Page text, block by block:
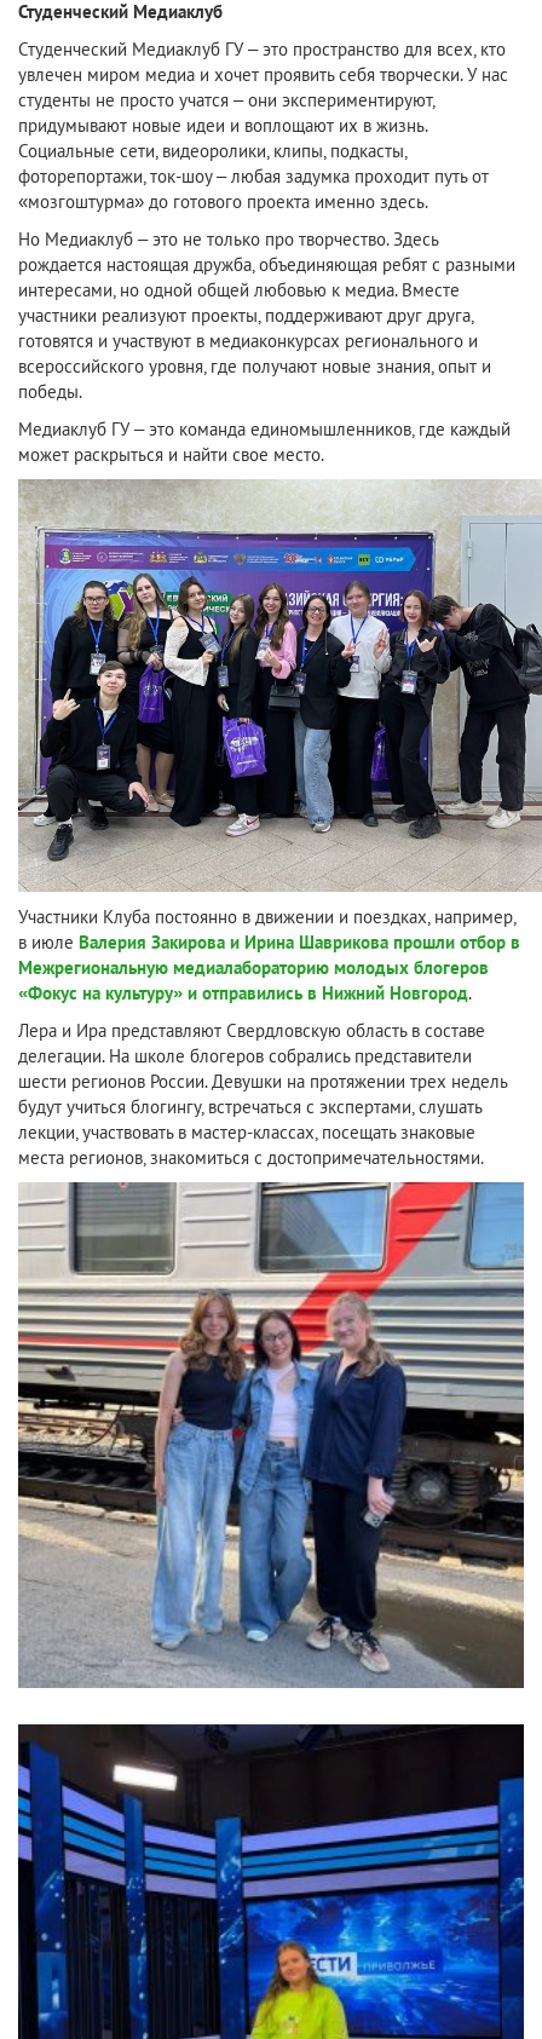
Студенческий Медиаклуб
Студенческий Медиаклуб ГУ – это пространство для всех, кто
увлечен миром медиа и хочет проявить себя творчески. У нас
студенты не просто учатся – они экспериментируют,
придумывают новые идеи и воплощают их в жизнь.
Социальные сети, видеоролики, клипы, подкасты,
фоторепортажи, ток-шоу – любая задумка проходит путь от
«мозгоштурма» до готового проекта именно здесь.
Но Медиаклуб – это не только про творчество. Здесь
рождается настоящая дружба, объединяющая ребят с разными
интересами, но одной общей любовью к медиа. Вместе
участники реализуют проекты, поддерживают друг друга,
готовятся и участвуют в медиаконкурсах регионального и
всероссийского уровня, где получают новые знания, опыт и
победы.
Медиаклуб ГУ – это команда единомышленников, где каждый
может раскрыться и найти свое место.
Участники Клуба постоянно в движении и поездках, например,
в июле Валерия Закирова и Ирина Шаврикова прошли отбор в
Межрегиональную медиалабораторию молодых блогеров
«Фокус на культуру» и отправились в Нижний Новгород.
Лера и Ира представляют Свердловскую область в составе
делегации. На школе блогеров собрались представители
шести регионов России. Девушки на протяжении трех недель
будут учиться блогингу, встречаться с экспертами, слушать
лекции, участвовать в мастер-классах, посещать знаковые
места регионов, знакомиться с достопримечательностями.